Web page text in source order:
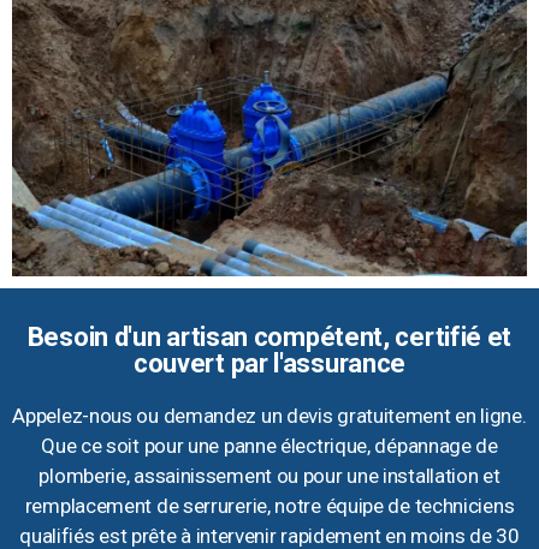
Besoin d'un artisan compétent, certifié et
couvert par l'assurance
Appelez-nous ou demandez un devis gratuitement en ligne.
Que ce soit pour une panne électrique, dépannage de
plomberie, assainissement ou pour une installation et
remplacement de serrurerie, notre équipe de techniciens
qualifiés est prête à intervenir rapidement en moins de 30